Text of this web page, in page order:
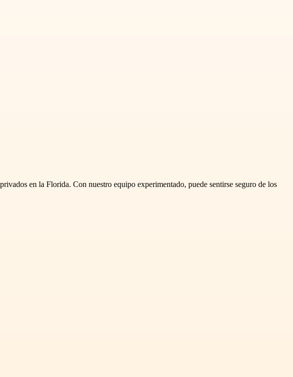
en la Florida. Con nuestro equipo experimentado, puede sentirse seguro de los